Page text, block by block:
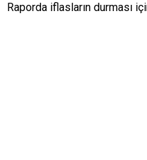
Raporda iflasların durması